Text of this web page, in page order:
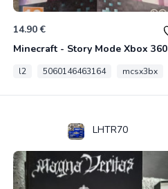
14.90 €
Minecraft - Story Mode Xbox 360
l2 5060146463164 mcsx3bx
LHTR70